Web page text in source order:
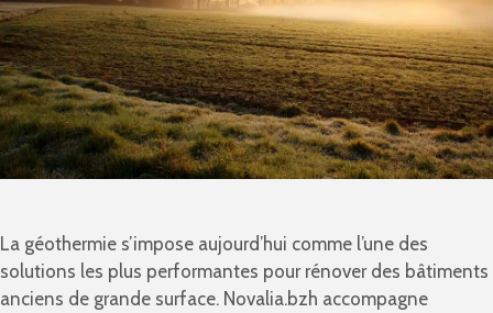
La géothermie s’impose aujourd’hui comme l’une des
solutions les plus performantes pour rénover des bâtiments
anciens de grande surface. Novalia.bzh accompagne